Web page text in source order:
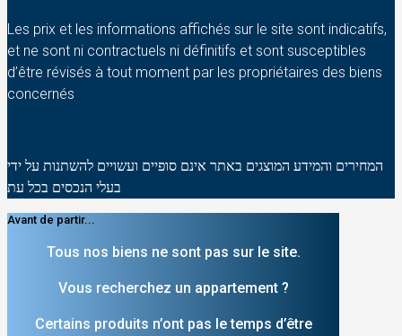
Les prix et les informations affichés sur le site sont indicatifs,
et ne sont ni contractuels ni définitifs et sont susceptibles
d’être révisés à tout moment par les propriétaires des biens
concernés
המחירים והמידע המוצגים באתר אינם סופיים ועשויים להשתנות על ידי
בעלי הנכסים בכל עת
Avant de partir...
Tous nos biens ne sont pas sur le site.
Vous recherchez un appartement ?
Certains produits n’ont pas le temps d’être